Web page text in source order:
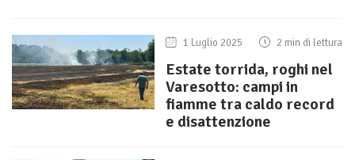
1 Luglio 2025 2 min di lettura
Estate torrida, roghi nel
Varesotto: campi in
fiamme tra caldo record
e disattenzione